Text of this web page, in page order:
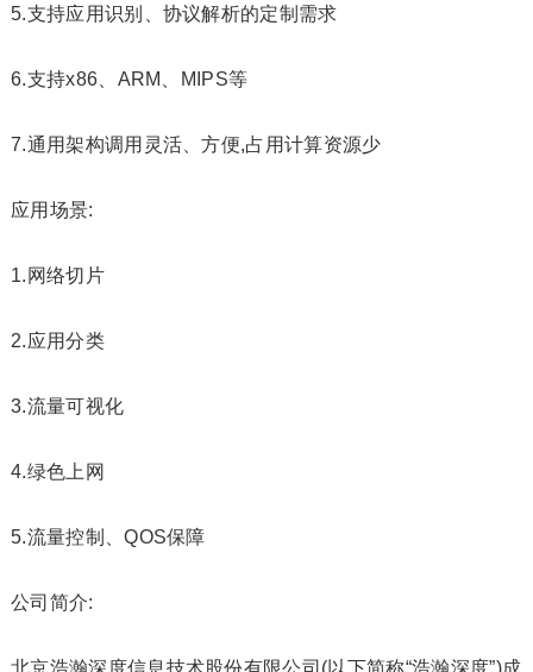
5.支持应用识别、协议解析的定制需求
6.支持x86、ARM、MIPS等
7.通用架构调用灵活、方便,占用计算资源少
应用场景:
1.网络切片
2.应用分类
3.流量可视化
4.绿色上网
5.流量控制、QOS保障
公司简介:
北京浩瀚深度信息技术股份有限公司(以下简称“浩瀚深度”)成